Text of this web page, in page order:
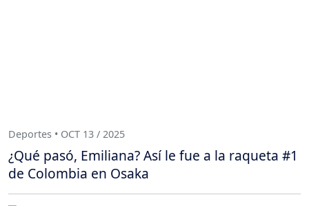
Deportes • OCT 13 / 2025
¿Qué pasó, Emiliana? Así le fue a la raqueta #1
de Colombia en Osaka